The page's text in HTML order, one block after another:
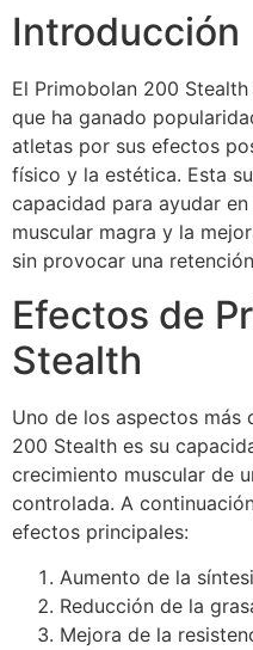
Introducción
El Primobolan 200
que ha ganado
atletas por sus efectos
físico y la estética. Esta
capacidad para ayudar
muscular magra y la
sin provocar una
Efectos de
Stealth
Uno de los aspectos más
200 Stealth es su
crecimiento muscular de
controlada. A
efectos principales:
Aumento de la
Reducción de la
Mejora de la